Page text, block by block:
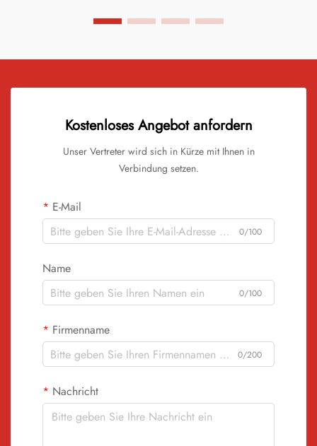
Kostenloses Angebot anfordern
Unser Vertreter wird sich in Kürze mit Ihnen in
Verbindung setzen.
E-Mail
0/100
Name
0/100
Firmenname
0/200
Nachricht